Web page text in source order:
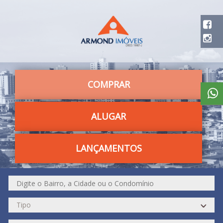
COMPRAR
ALUGAR
LANÇAMENTOS